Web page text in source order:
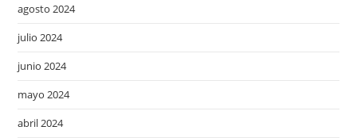
agosto 2024
julio 2024
junio 2024
mayo 2024
abril 2024